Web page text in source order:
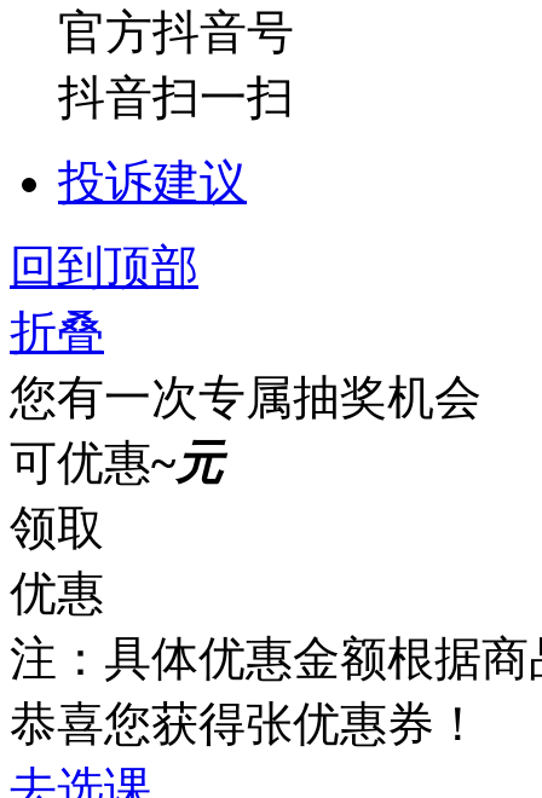
官方抖音号
抖音扫一扫
投诉建议
回到顶部
折叠
您有一次专属抽奖机会
可优惠~元
领取
优惠
注：具体优惠金额根据
恭喜您获得张优惠券！